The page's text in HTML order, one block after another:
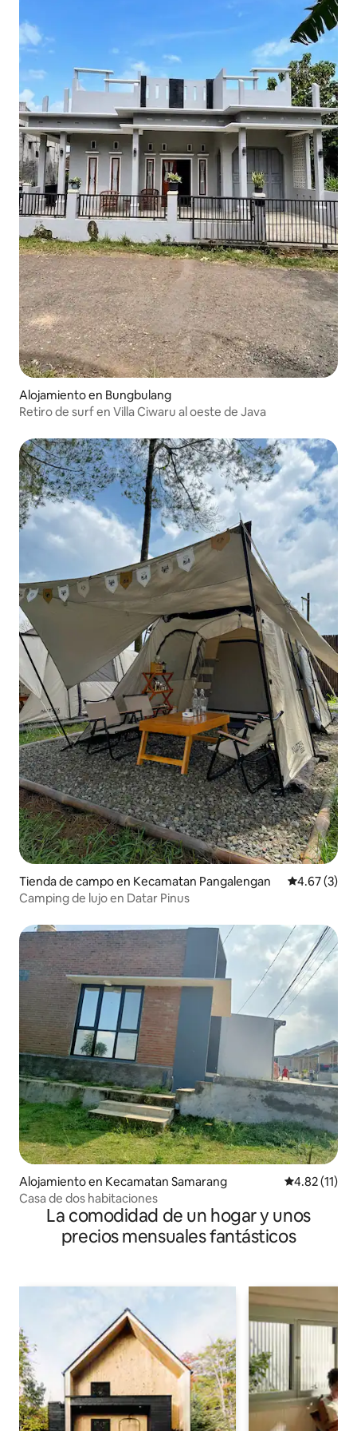
Alojamiento en Bungbulang
Retiro de surf en Villa Ciwaru al oeste de Java
Tienda de campo en Kecamatan Pangalengan Calificación
4.67 (3)
Camping de lujo en Datar Pinus
Alojamiento en Kecamatan Samarang Calificación
4.82 (11)
Casa de dos habitaciones
La comodidad de un hogar y unos
precios mensuales fantásticos